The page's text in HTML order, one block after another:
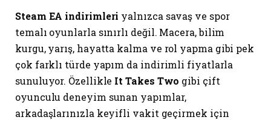
Steam EA indirimleri yalnızca savaş ve spor
temalı oyunlarla sınırlı değil. Macera, bilim
kurgu, yarış, hayatta kalma ve rol yapma gibi pek
çok farklı türde yapım da indirimli fiyatlarla
sunuluyor. Özellikle It Takes Two gibi çift
oyunculu deneyim sunan yapımlar,
arkadaşlarınızla keyifli vakit geçirmek için